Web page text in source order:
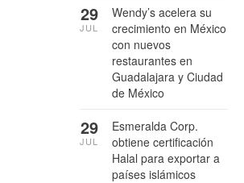
Wendy’s acelera su
crecimiento en México
con nuevos
restaurantes en
Guadalajara y Ciudad
de México
29
JUL
Esmeralda Corp.
obtiene certificación
Halal para exportar a
países islámicos
29
JUL